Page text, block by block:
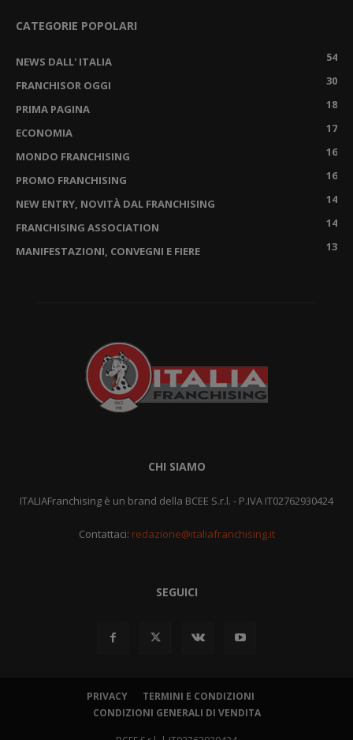
CATEGORIE POPOLARI
NEWS DALL' ITALIA
54
FRANCHISOR OGGI
30
PRIMA PAGINA
18
ECONOMIA
17
MONDO FRANCHISING
16
PROMO FRANCHISING
16
NEW ENTRY, NOVITÀ DAL FRANCHISING
14
FRANCHISING ASSOCIATION
14
MANIFESTAZIONI, CONVEGNI E FIERE
13
CHI SIAMO
ITALIAFranchising è un brand della BCEE S.r.l. - P.IVA IT02762930424
Contattaci: redazione@italiafranchising.it
SEGUICI
PRIVACY
TERMINI E CONDIZIONI
CONDIZIONI GENERALI DI VENDITA